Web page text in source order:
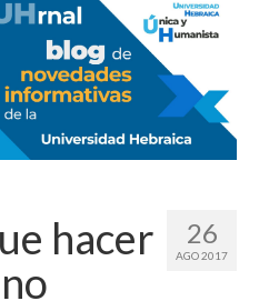
26
AGO 2017
hacer